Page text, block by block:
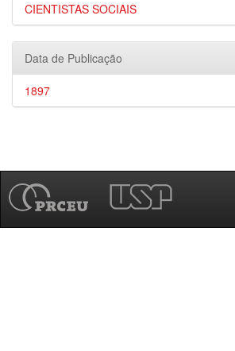
CIENTISTAS SOCIAIS
Data de Publicação
1897